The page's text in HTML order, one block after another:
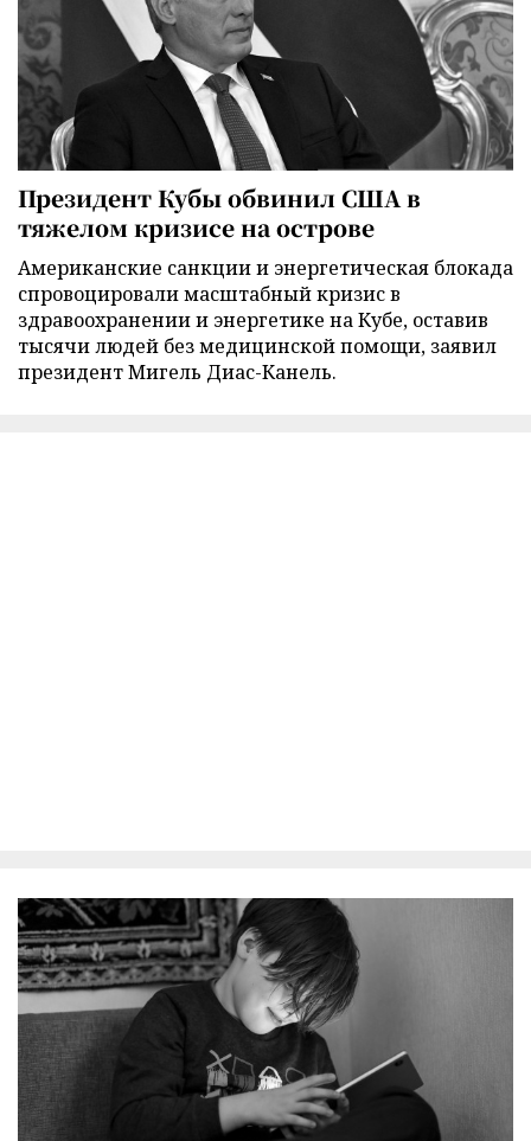
Президент Кубы обвинил США в
тяжелом кризисе на острове
Американские санкции и энергетическая блокада
спровоцировали масштабный кризис в
здравоохранении и энергетике на Кубе, оставив
тысячи людей без медицинской помощи, заявил
президент Мигель Диас-Канель.